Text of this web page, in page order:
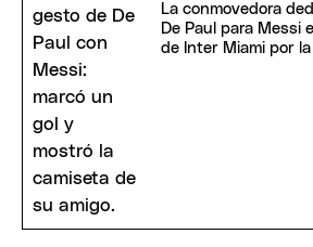
La conmovedora
De Paul para Messi
de Inter Miami por